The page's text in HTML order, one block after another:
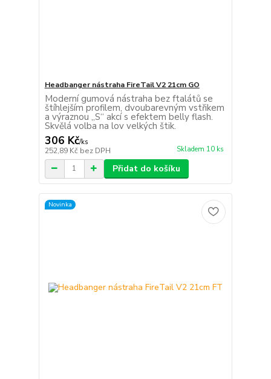
Headbanger nástraha FireTail V2 21cm GO
Moderní gumová nástraha bez ftalátů se
štíhlejším profilem, dvoubarevným vstřikem
a výraznou „S“ akcí s efektem belly flash.
Skvělá volba na lov velkých štik.
306 Kč/ks
252,89 Kč bez DPH Skladem 10 ks
Přidat do košíku
Novinka